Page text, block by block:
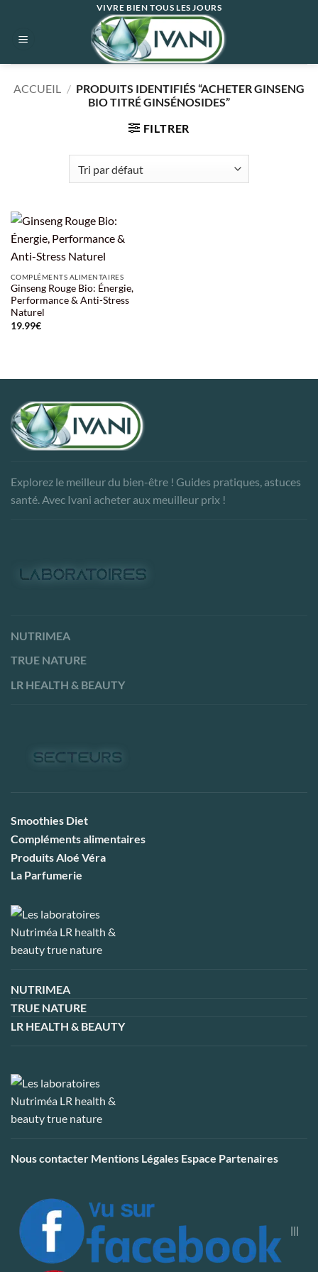
contenu
VIVRE BIEN TOUS LES JOURS
ACCUEIL / PRODUITS IDENTIFIÉS “ACHETER GINSENG
BIO TITRÉ GINSÉNOSIDES”
FILTRER
COMPLÉMENTS ALIMENTAIRES
Ginseng Rouge Bio: Énergie,
Performance & Anti-Stress
Naturel
19.99€
Explorez le meilleur du bien-être ! Guides pratiques, astuces
santé. Avec Ivani acheter aux meuilleur prix !
NUTRIMEA
TRUE NATURE
LR HEALTH & BEAUTY
Smoothies Diet
Compléments alimentaires
Produits Aloé Véra
La Parfumerie
NUTRIMEA
TRUE NATURE
LR HEALTH & BEAUTY
Nous contacter Mentions Légales Espace Partenaires
|||